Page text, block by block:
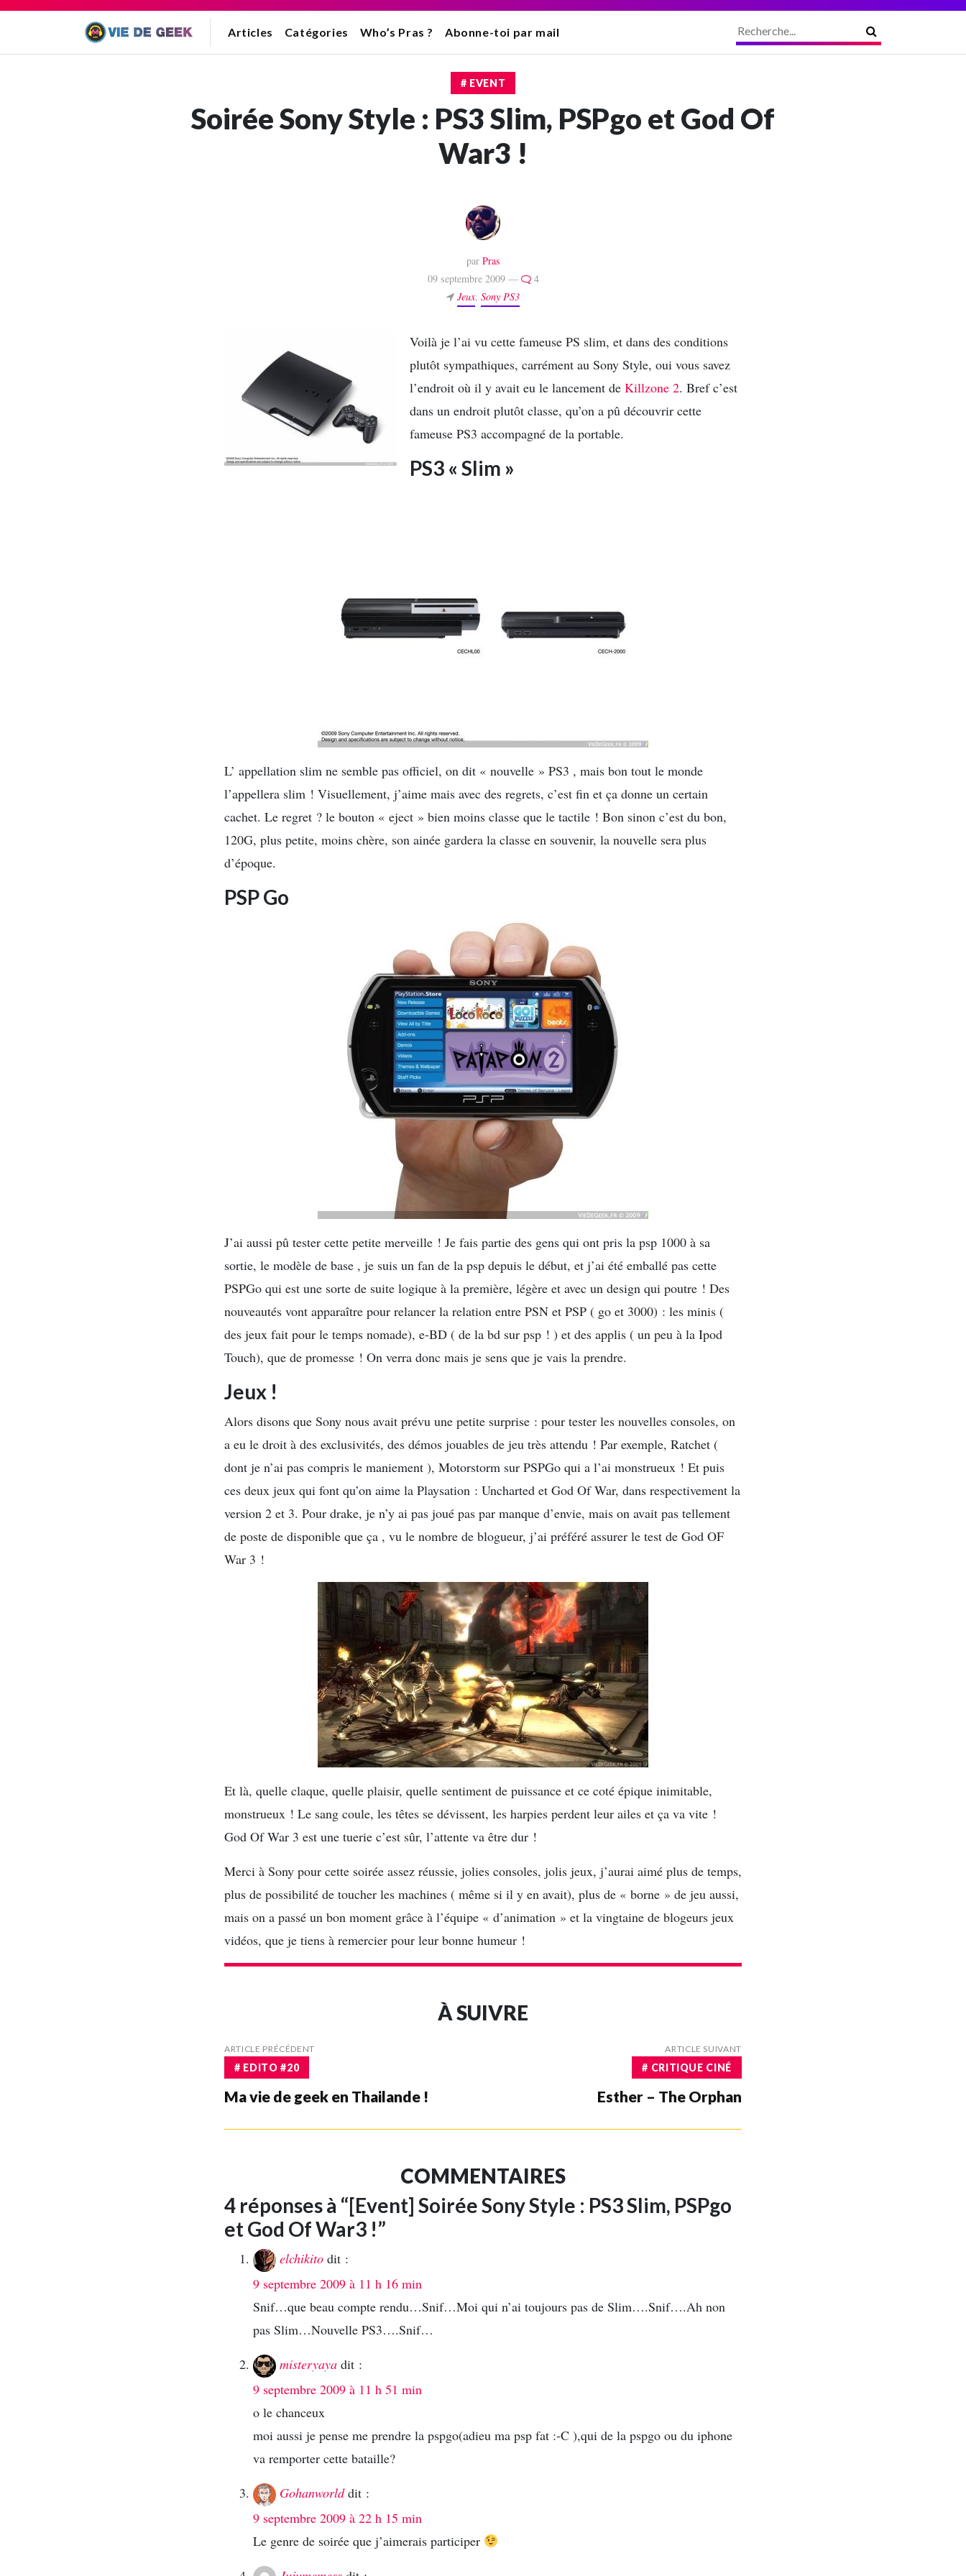
Articles Catégories Who’s Pras ? Abonne-toi par mail
# EVENT
Soirée Sony Style : PS3 Slim, PSPgo et God Of
War3 !
par Pras
09 septembre 2009 —
4
Jeux, Sony PS3
Voilà je l’ai vu cette fameuse PS slim, et dans des conditions
plutôt sympathiques, carrément au Sony Style, oui vous savez
l’endroit où il y avait eu le lancement de Killzone 2. Bref c’est
dans un endroit plutôt classe, qu’on a pû découvrir cette
fameuse PS3 accompagné de la portable.
PS3 « Slim »
L’ appellation slim ne semble pas officiel, on dit « nouvelle » PS3 , mais bon tout le monde
l’appellera slim ! Visuellement, j’aime mais avec des regrets, c’est fin et ça donne un certain
cachet. Le regret ? le bouton « eject » bien moins classe que le tactile ! Bon sinon c’est du bon,
120G, plus petite, moins chère, son ainée gardera la classe en souvenir, la nouvelle sera plus
d’époque.
PSP Go
J’ai aussi pû tester cette petite merveille ! Je fais partie des gens qui ont pris la psp 1000 à sa
sortie, le modèle de base , je suis un fan de la psp depuis le début, et j’ai été emballé pas cette
PSPGo qui est une sorte de suite logique à la première, légère et avec un design qui poutre ! Des
nouveautés vont apparaître pour relancer la relation entre PSN et PSP ( go et 3000) : les minis (
des jeux fait pour le temps nomade), e-BD ( de la bd sur psp ! ) et des applis ( un peu à la Ipod
Touch), que de promesse ! On verra donc mais je sens que je vais la prendre.
Jeux !
Alors disons que Sony nous avait prévu une petite surprise : pour tester les nouvelles consoles, on
a eu le droit à des exclusivités, des démos jouables de jeu très attendu ! Par exemple, Ratchet (
dont je n’ai pas compris le maniement ), Motorstorm sur PSPGo qui a l’ai monstrueux ! Et puis
ces deux jeux qui font qu’on aime la Playsation : Uncharted et God Of War, dans respectivement la
version 2 et 3. Pour drake, je n’y ai pas joué pas par manque d’envie, mais on avait pas tellement
de poste de disponible que ça , vu le nombre de blogueur, j’ai préféré assurer le test de God OF
War 3 !
Et là, quelle claque, quelle plaisir, quelle sentiment de puissance et ce coté épique inimitable,
monstrueux ! Le sang coule, les têtes se dévissent, les harpies perdent leur ailes et ça va vite !
God Of War 3 est une tuerie c’est sûr, l’attente va être dur !
Merci à Sony pour cette soirée assez réussie, jolies consoles, jolis jeux, j’aurai aimé plus de temps,
plus de possibilité de toucher les machines ( même si il y en avait), plus de « borne » de jeu aussi,
mais on a passé un bon moment grâce à l’équipe « d’animation » et la vingtaine de blogeurs jeux
vidéos, que je tiens à remercier pour leur bonne humeur !
À SUIVRE
ARTICLE PRÉCÉDENT
# EDITO #20
Ma vie de geek en Thailande !
ARTICLE SUIVANT
# CRITIQUE CINÉ
Esther – The Orphan
COMMENTAIRES
4 réponses à “[Event] Soirée Sony Style : PS3 Slim, PSPgo
et God Of War3 !”
elchikito dit :
9 septembre 2009 à 11 h 16 min
Snif…que beau compte rendu…Snif…Moi qui n’ai toujours pas de Slim….Snif….Ah non
pas Slim…Nouvelle PS3….Snif…
misteryaya dit :
9 septembre 2009 à 11 h 51 min
o le chanceux
moi aussi je pense me prendre la pspgo(adieu ma psp fat :-C ),qui de la pspgo ou du iphone
va remporter cette bataille?
Gohanworld dit :
9 septembre 2009 à 22 h 15 min
Le genre de soirée que j’aimerais participer